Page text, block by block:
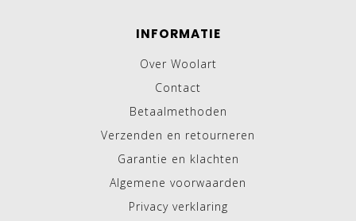
INFORMATIE
Over Woolart
Contact
Betaalmethoden
Verzenden en retourneren
Garantie en klachten
Algemene voorwaarden
Privacy verklaring